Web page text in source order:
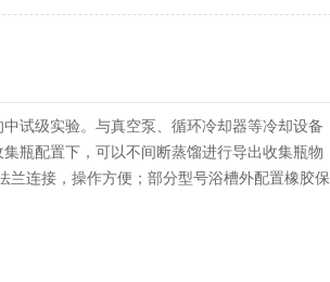
试级实验。与真空泵、循环冷却器等冷却设备
瓶配置下，可以不间断蒸馏进行导出收集瓶物
兰连接，操作方便；部分型号浴槽外配置橡胶保